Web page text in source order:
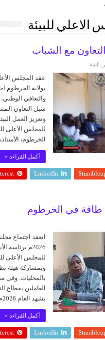
الاعلي للبيئة
مع الشباب
البئية
عقد المجلس
بولاية الخرطوم
والتعافي
سبل التعاون
وتعزيز العمل
للمجلس الأعلى
الخرطوم،
أكمل القراءة »
LinkedIn
طاقة في الخرطوم
انعقد اجتماع
2026م
للمجلس الأعلى
وبمشاركة هيئة
بالمحليات. وفي
العاملين بقطاع
يشهد العام 2026م تعافيًا حقيقيًا في أداء …
أكمل القراءة »
LinkedIn